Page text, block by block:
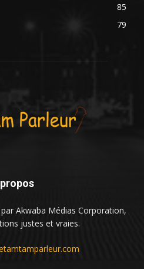
85
79
Akwaba Médias Corporation,
justes et vraies.